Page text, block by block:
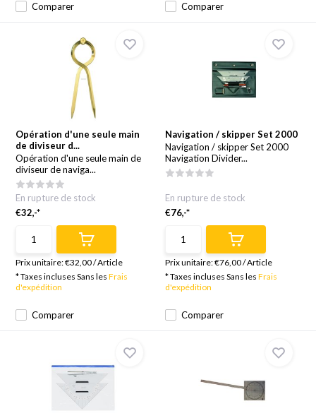
Comparer Comparer
Opération d'une seule main
de diviseur d...
Opération d'une seule main de
diviseur de naviga...
Comparer
En rupture de stock
€32,-*
Prix unitaire:€32,00/Article
* Taxes incluses Sans lesFrais
d'expédition
Navigation / skipper Set 2000
Navigation / skipper Set 2000
Navigation Divider...
Comparer
En rupture de stock
€76,-*
Prix unitaire:€76,00/Article
* Taxes incluses Sans les Frais
d'expédition